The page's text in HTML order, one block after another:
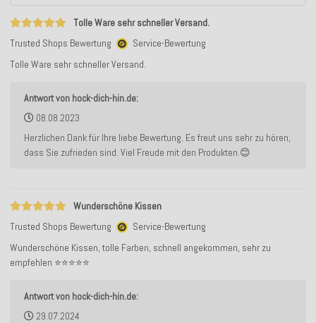
Tolle Ware sehr schneller Versand.
Trusted Shops Bewertung
Service-Bewertung
Tolle Ware sehr schneller Versand.
Antwort von hock-dich-hin.de:
08.08.2023
Herzlichen Dank für Ihre liebe Bewertung. Es freut uns sehr zu hören,
dass Sie zufrieden sind. Viel Freude mit den Produkten.😊
Wunderschöne Kissen
Trusted Shops Bewertung
Service-Bewertung
Wunderschöne Kissen, tolle Farben, schnell angekommen, sehr zu
empfehlen ⭐️⭐️⭐️⭐️⭐️
Antwort von hock-dich-hin.de:
29.07.2024